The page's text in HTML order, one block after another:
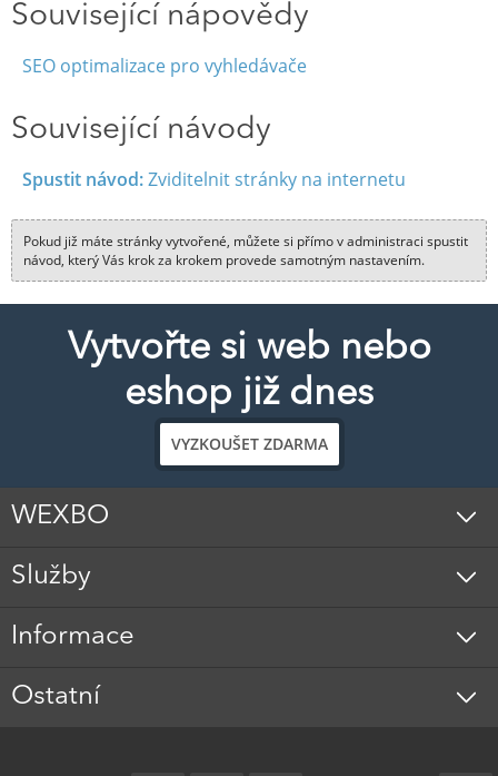
Související nápovědy
SEO optimalizace pro vyhledávače
Související návody
Spustit návod:Zviditelnit stránky na internetu
Pokud již máte stránky vytvořené, můžete si přímo v administraci spustit
návod, který Vás krok za krokem provede samotným nastavením.
Vytvořte si web nebo
eshop již dnes
VYZKOUŠET ZDARMA
WEXBO
Služby
Informace
Ostatní